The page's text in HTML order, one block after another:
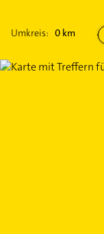
Umkreis: 0 km